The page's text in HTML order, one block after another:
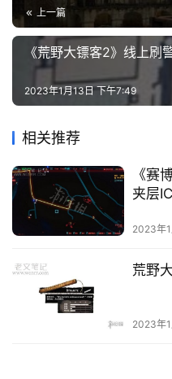
知
识
在
工
上一篇
《荒野大镖客2》线上刷
2023年1月13日 下午7:49
相关推荐
《赛
夹层
2023年1
荒野
2023年1